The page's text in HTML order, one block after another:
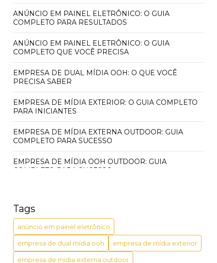
ANÚNCIO EM PAINEL ELETRÔNICO: O GUIA
COMPLETO PARA RESULTADOS
ANÚNCIO EM PAINEL ELETRÔNICO: O GUIA
COMPLETO QUE VOCÊ PRECISA
EMPRESA DE DUAL MÍDIA OOH: O QUE VOCÊ
PRECISA SABER
EMPRESA DE MÍDIA EXTERIOR: O GUIA COMPLETO
PARA INICIANTES
EMPRESA DE MÍDIA EXTERNA OUTDOOR: GUIA
COMPLETO PARA SUCESSO
EMPRESA DE MÍDIA OOH OUTDOOR: GUIA
COMPLETO PARA SUCESSO
EMPRESA ESPECIALIZADA EM MÍDIA OOH: O QUE
VOCÊ PRECISA SABER
EMPRESA MÍDIA OUT OF HOME: GUIA COMPLETO
PARA MAXIMIZAR RESULTADOS
Tags
anúncio em painel eletrônico
empresa de dual mídia ooh empresa de mídia exterior
empresa de mídia externa outdoor